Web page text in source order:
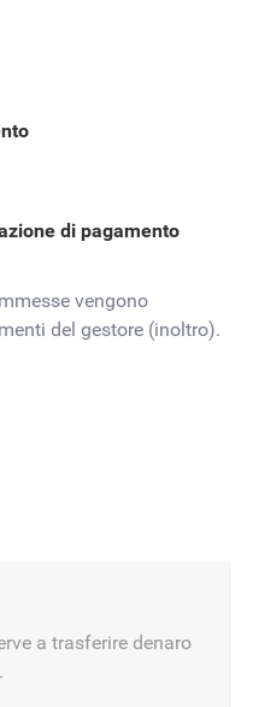
di pagamento
vengono
del gestore (inoltro).
a trasferire denaro